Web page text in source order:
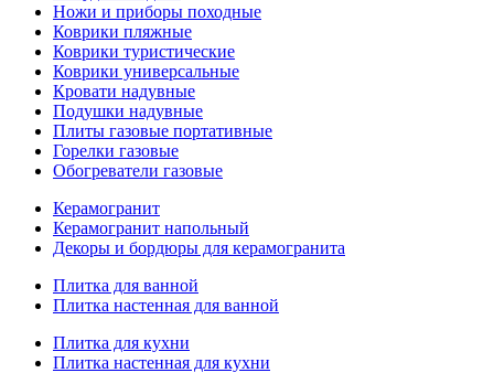
Ножи и приборы походные
Коврики пляжные
Коврики туристические
Коврики универсальные
Кровати надувные
Подушки надувные
Плиты газовые портативные
Горелки газовые
Обогреватели газовые
Керамогранит
Керамогранит напольный
Декоры и бордюры для керамогранита
Плитка для ванной
Плитка настенная для ванной
Плитка для кухни
Плитка настенная для кухни